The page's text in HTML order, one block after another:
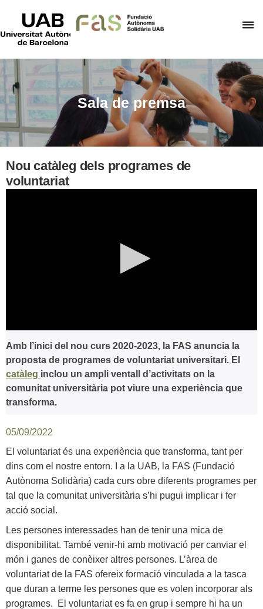
el
Sala de premsa
Nou catàleg dels programes de
voluntariat
seconds
0
seconds
Amb l’inici del nou curs 2020-2023, la FAS anuncia la
proposta de programes de voluntariat universitari. El
catàleg inclou un ampli ventall d’activitats on la
comunitat universitària pot viure una experiència que
transforma.
05/09/2022
El voluntariat és una experiència que transforma, tant per
dins com el nostre entorn. I a la UAB, la FAS (Fundació
Autònoma Solidària) cada curs obre diferents programes per
tal que la comunitat universitària s’hi pugui implicar i fer
acció social.
Les persones interessades han de tenir una mica de
disponibilitat. També venir-hi amb motivació per canviar el
món i ganes de conèixer altres persones. L’àrea de
voluntariat de la FAS ofereix formació vinculada a la tasca
que duran a terme les persones que es volen incorporar als
programes. El voluntariat es fa en grup i sempre hi ha un